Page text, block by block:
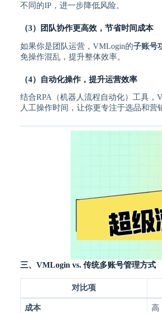
不同的IP，进一步降低风险。
（3）团队协作更高效，节省时间成本
如果你是团队运营，VMLogin的子账号
免操作混乱，提升整体效率。
（4）自动化操作，提升运营效率
结合RPA（机器人流程自动化）工具，
人工操作时间，让你更专注于选品和营
三、VMLogin vs. 传统多账号管理方式
对比项
成本 高